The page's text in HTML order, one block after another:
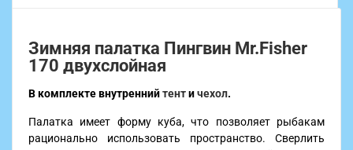
Зимняя палатка Пингвин Mr.Fisher
170 двухслойная
В комплекте внутреннийтентичехол.
Палатка имеет форму куба, что позволяет рыбакам
рационально использовать пространство. Сверлить